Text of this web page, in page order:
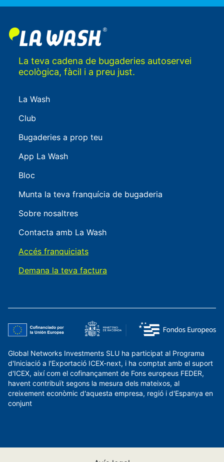
La teva cadena de bugaderies autoservei
ecològica, fàcil i a preu just.
La Wash
Club
Bugaderies a prop teu
App La Wash
Bloc
Munta la teva franquícia de bugaderia
Sobre nosaltres
Contacta amb La Wash
Accés franquiciats
Demana la teva factura
Global Networks Investments SLU ha participat al Programa
d'Iniciació a l'Exportació ICEX-next, i ha comptat amb el suport
d'ICEX, així com el cofinançament de Fons europeus FEDER,
havent contribuït segons la mesura dels mateixos, al
creixement econòmic d'aquesta empresa, regió i d'Espanya en
conjunt